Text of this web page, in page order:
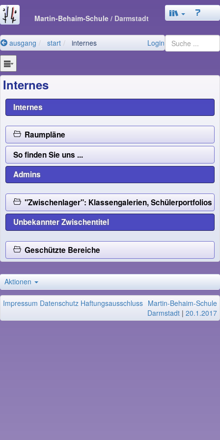
Martin-Behaim-Schule / Darmstadt
ausgang start internes Login
Internes
Internes
Raumpläne
So finden Sie uns ...
Admins
"Zwischenlager": Klassengalerien,
Unbekannter Zwischentitel
Geschützte Bereiche
Aktionen
Impressum Datenschutz Haftungsausschluss Martin-Behaim-Schule
Darmstadt | 20.1.2017